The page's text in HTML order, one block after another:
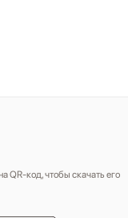
QR-код, чтобы скачать его